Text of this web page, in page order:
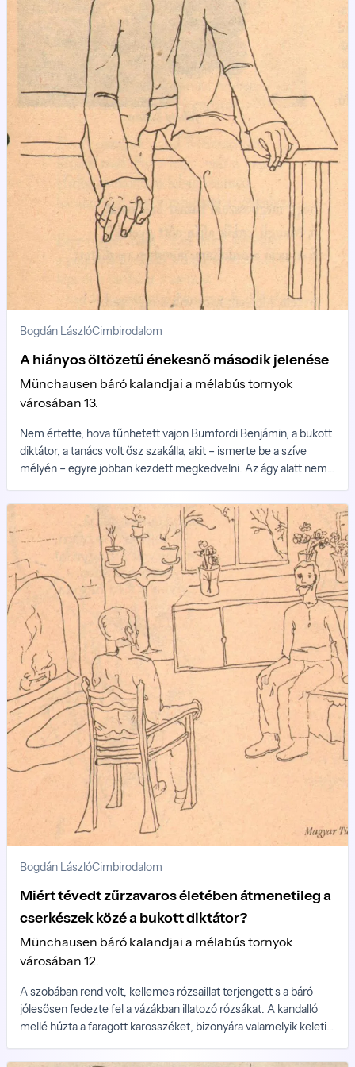
Bogdán LászlóCimbirodalom
A hiányos öltözetű énekesnő második jelenése
Münchausen báró kalandjai a mélabús tornyok
városában 13.
Nem értette, hova tűnhetett vajon Bumfordi Benjámin, a bukott
diktátor, a tanács volt ősz szakálla, akit – ismerte be a szíve
mélyén – egyre jobban kezdett megkedvelni. Az ágy alatt nem
árválkodott. Az ablakhoz lépve kinézett az utcára...
Bogdán LászlóCimbirodalom
Miért tévedt zűrzavaros életében átmenetileg a
cserkészek közé a bukott diktátor?
Münchausen báró kalandjai a mélabús tornyok
városában 12.
A szobában rend volt, kellemes rózsaillat terjengett s a báró
jólesősen fedezte fel a vázákban illatozó rózsákat. A kandalló
mellé húzta a faragott karosszéket, bizonyára valamelyik keleti
tömte meg pipáját.